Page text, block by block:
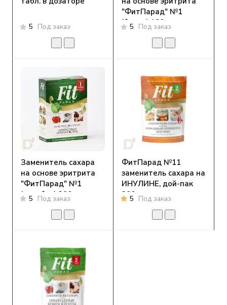
5 Под заказ
"ФитПарад" №1
(банка) 180 гр,
5 Под заказ
Заменитель сахара
на основе эритрита
"ФитПарад" №1
(коробка) 200гр
5 Под заказ
ФитПарад №11
заменитель сахара на
ИНУЛИНЕ, дой-пак
200 гр.
5 Под заказ